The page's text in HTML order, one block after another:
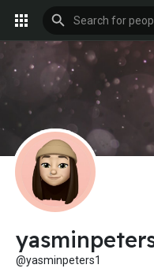
@yasminpeters1